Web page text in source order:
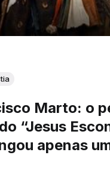
Marto: o
“Jesus
apenas